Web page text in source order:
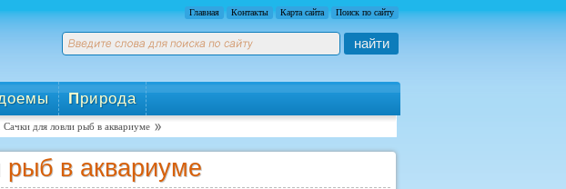
Главная Контакты Карта сайта Поиск по сайту
найти
Природа
Сачки для ловли рыб в аквариуме
в аквариуме